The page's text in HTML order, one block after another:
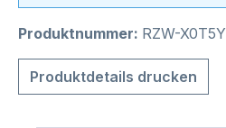
Produktnummer: RZW-X0T5Y
Produktdetails drucken